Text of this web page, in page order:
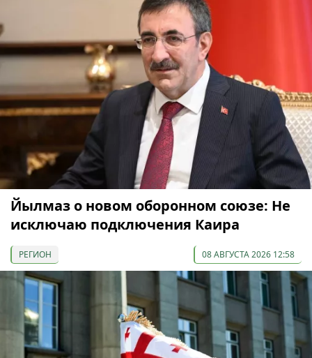
Йылмаз о новом оборонном союзе: Не
исключаю подключения Каира
РЕГИОН 08 АВГУСТА 2026 12:58